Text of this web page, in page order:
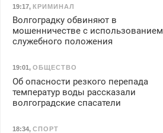
19:17, КРИМИНАЛ
Волгоградку обвиняют в
мошенничестве с использованием
служебного положения
19:01, ОБЩЕСТВО
Об опасности резкого перепада
температур воды рассказали
волгоградские спасатели
18:34, СПОРТ